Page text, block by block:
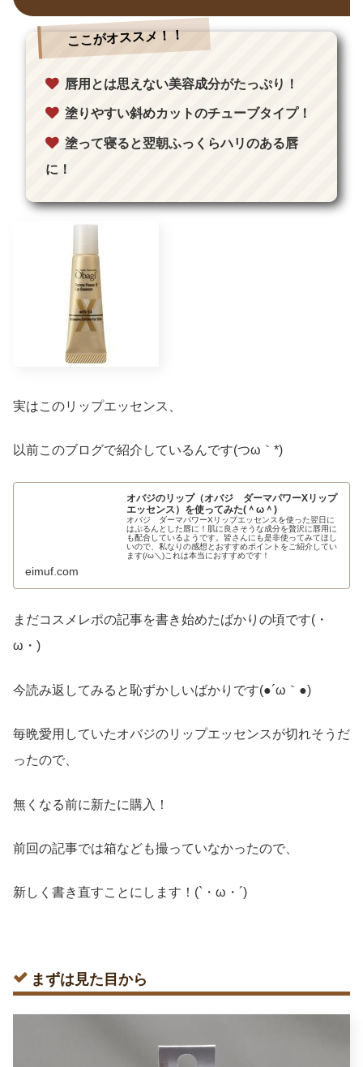
ここがオススメ！！
唇用とは思えない美容成分がたっぷり！
塗りやすい斜めカットのチューブタイプ！
塗って寝ると翌朝ふっくらハリのある唇
に！
実はこのリップエッセンス、
以前このブログで紹介しているんです(つω｀*)
オバジのリップ（オバジ ダーマパワーXリップ
エッセンス）を使ってみた(＾ω＾)
オバジ ダーマパワーXリップエッセンスを使った翌日に
はぷるんとした唇に！肌に良さそうな成分を贅沢に唇用に
も配合しているようです。皆さんにも是非使ってみてほし
いので、私なりの感想とおすすめポイントをご紹介してい
ます(/ω＼)これは本当におすすめです！
eimuf.com
まだコスメレポの記事を書き始めたばかりの頃です(・
ω・)
今読み返してみると恥ずかしいばかりです(●´ω｀●)
毎晩愛用していたオバジのリップエッセンスが切れそうだ
ったので、
無くなる前に新たに購入！
前回の記事では箱なども撮っていなかったので、
新しく書き直すことにします！(`・ω・´)
まずは見た目から